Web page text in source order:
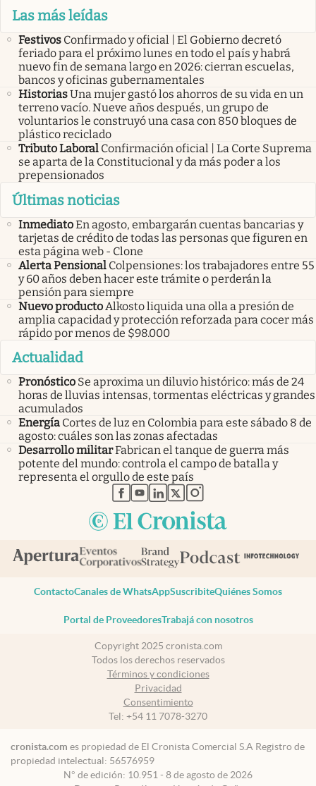
Las más leídas
Festivos Confirmado y oficial | El Gobierno decretó
feriado para el próximo lunes en todo el país y habrá
nuevo fin de semana largo en 2026: cierran escuelas,
bancos y oficinas gubernamentales
HistoriasUna mujer gastó los ahorros de su vida en un
terreno vacío. Nueve años después, un grupo de
voluntarios le construyó una casa con 850 bloques de
plástico reciclado
Tributo Laboral Confirmación oficial | La Corte Suprema
se aparta de la Constitucional y da más poder a los
prepensionados
Últimas noticias
InmediatoEn agosto, embargarán cuentas bancarias y
tarjetas de crédito de todas las personas que figuren en
esta página web - Clone
Alerta Pensional Colpensiones: los trabajadores entre 55
y 60 años deben hacer este trámite o perderán la
pensión para siempre
Nuevo productoAlkosto liquida una olla a presión de
amplia capacidad y protección reforzada para cocer más
rápido por menos de $98.000
Actualidad
Pronóstico Se aproxima un diluvio histórico: más de 24
horas de lluvias intensas, tormentas eléctricas y grandes
acumulados
Energía Cortes de luz en Colombia para este sábado 8 de
agosto: cuáles son las zonas afectadas
Desarrollo militarFabrican el tanque de guerra más
potente del mundo: controla el campo de batalla y
representa el orgullo de este país
abre en nueva pestaña
abre en nueva pestaña
abre en nueva pestaña
abre en nueva pestaña
abre en nueva pestaña
ContactoCanales de WhatsAppSuscribiteQuiénes Somos
Portal de ProveedoresTrabajá con nosotros
Copyright 2025 cronista.com
Todos los derechos reservados
Términos y condiciones
Privacidad
Consentimiento
Tel: +54 11 7078-3270
cronista.com es propiedad de El Cronista Comercial S.A Registro de
propiedad intelectual: 56576959
N° de edición: 10.951 - 8 de agosto de 2026